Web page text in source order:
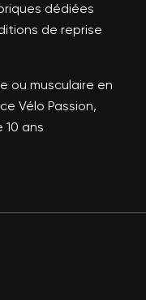
dédiées
de reprise
ou musculaire en
Vélo Passion,
ans